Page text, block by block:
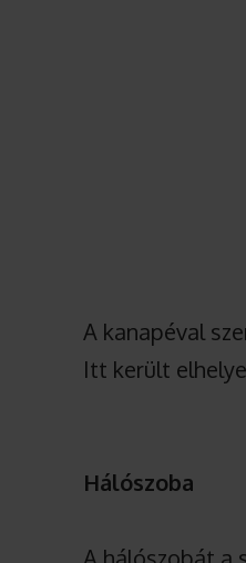
A kanapéval
Itt került
Hálószoba